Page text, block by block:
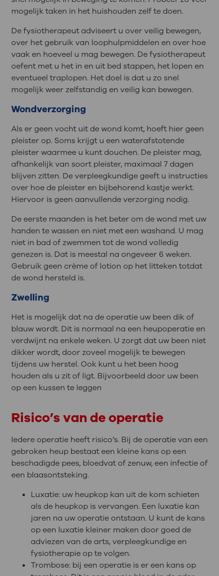
mogelijk taken in het huishouden zelf te doen.
De fysiotherapeut adviseert u over veilig bewegen,
over het gebruik van loophulpmiddelen en over hoe
vaak en hoeveel u mag bewegen. De fysiotherapeut
oefent met u het in en uit bed stappen, het lopen en
eventueel traplopen. Het doel is dat u zo snel
mogelijk weer zelfstandig en veilig kan bewegen.
Wondverzorging
Als er geen vocht uit de wond komt, hoeft hier geen
pleister op. Soms krijgt u een waterafstotende
pleister waarmee u kunt douchen. De pleister mag,
afhankelijk van soort pleister, maximaal 7 dagen
blijven zitten. De verpleegkundige geeft u instructies
over hoe de pleister en bijbehorend kastje werkt.
Hiervoor is geen aanvullende verzorging nodig.
De eerste maanden is het beter om de wond met uw
handen te wassen en niet met een washand. U mag
niet in bad of zwemmen tot de wond volledig
genezen is. Dat is meestal na ongeveer 6 weken.
Gebruik geen crème of lotion op het litteken totdat
de wond hersteld is.
Zwelling
Het is mogelijk dat na de operatie uw been dik of
blauw wordt. Dit is normaal na een heupoperatie en
verdwijnt na enkele weken. U zorgt dat uw been niet
dikker wordt, door zoveel mogelijk te bewegen
tijdens uw herstel. Ook kunt u het been hoog
houden als u zit of ligt. Bijvoorbeeld door uw been
op een kussen te leggen
Risico’s van de operatie
Iedere operatie heeft risico’s. Bij de operatie van een
gebroken heup bestaat een kleine kans op een
beschadigde pees, bloedvat of zenuw, een infectie of
een blaasontsteking.
Luxatie: uw heupkop kan uit de kom schieten
als de heupkop is vervangen. Een luxatie kan
jaren na uw operatie ontstaan. U kunt de kans
op een luxatie kleiner maken door goed de
adviezen van de arts, verpleegkundige en
fysiotherapie op te volgen.
Trombose: bij een operatie is er een kans op